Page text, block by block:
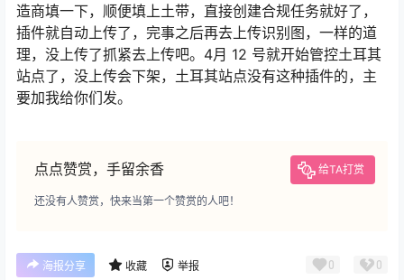
造商填一下，顺便填上土带，直接创建合规任务就好了，
插件就自动上传了，完事之后再去上传识别图，一样的道
理，没上传了抓紧去上传吧。4月 12 号就开始管控土耳其
站点了，没上传会下架，土耳其站点没有这种插件的，主
要加我给你们发。
点点赞赏，手留余香 给TA打赏
还没有人赞赏，快来当第一个赞赏的人吧！
海报分享 收藏 举报 0 0